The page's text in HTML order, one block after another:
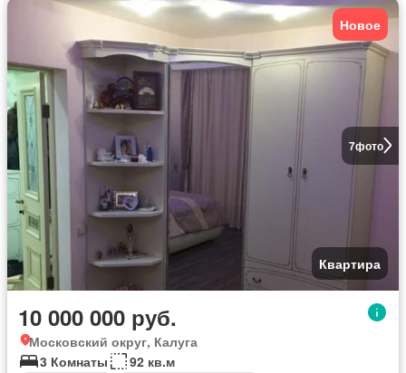
7фото
Новое
Квартира
10 000 000 руб.
Московский округ, Калуга
3 Комнаты
92 кв.м